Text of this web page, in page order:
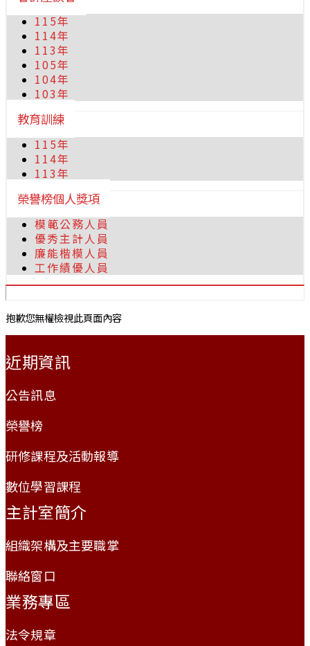
115年
114年
113年
105年
104年
103年
教育訓練
115年
114年
113年
榮譽榜個人獎項
模範公務人員
優秀主計人員
廉能楷模人員
工作績優人員
抱歉您無權檢視此頁面內容
近期資訊
公告訊息
榮譽榜
研修課程及活動報導
數位學習課程
主計室簡介
組織架構及主要職掌
聯絡窗口
業務專區
法令規章